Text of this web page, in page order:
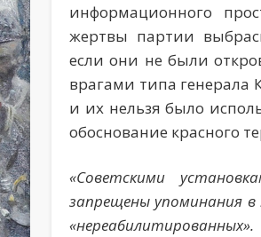
информационного
жертвы партии
если они не были
врагами типа генерала
и их нельзя было
обоснование красного
«Советскими
запрещены упоминания
«нереабилитированных».